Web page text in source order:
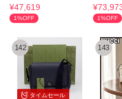
¥47,619
1%OFF 1%OFF
タイムセール
142 143